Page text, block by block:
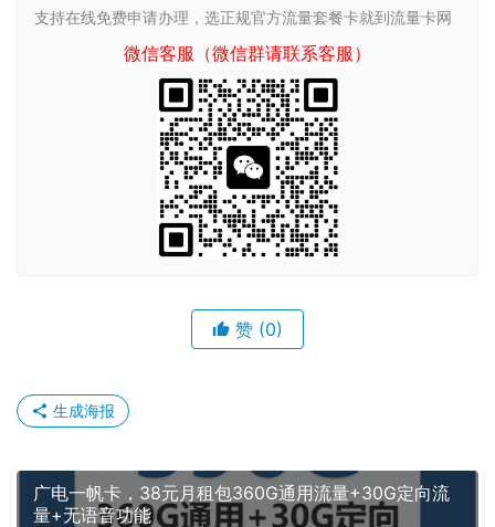
支持在线免费申请办理，选正规官方流量套餐卡就到流量卡网
微信客服（微信群请联系客服）
赞 (0)
生成海报
广电一帆卡，38元月租包360G通用流量+30G定向流
量+无语音功能